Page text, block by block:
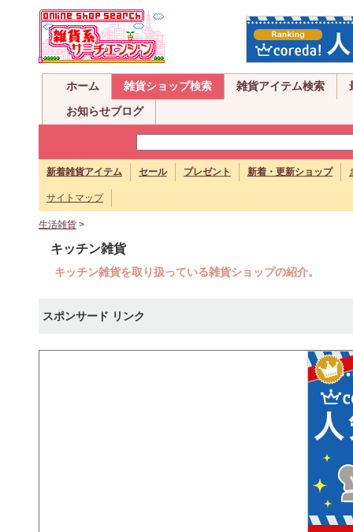
ホーム 雑貨ショップ検索 雑貨アイテム検索
お知らせブログ
新着雑貨アイテム セール プレゼント 新着・更新ショップ
サイトマップ
生活雑貨 >
キッチン雑貨
キッチン雑貨を取り扱っている雑貨ショップの紹介。
スポンサード リンク